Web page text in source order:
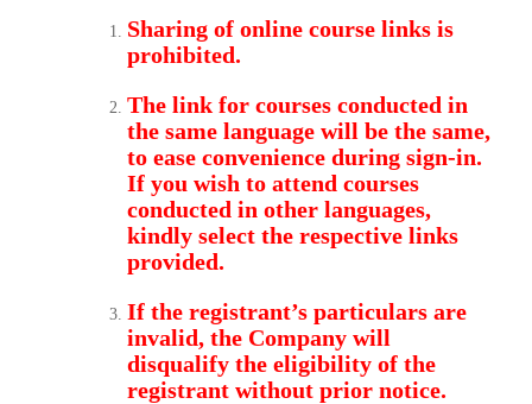
Sharing of online course links is
prohibited.
The link for courses conducted in
the same language will be the same,
to ease convenience during sign-in.
If you wish to attend courses
conducted in other languages,
kindly select the respective links
provided.
If the registrant’s particulars are
invalid, the Company will
disqualify the eligibility of the
registrant without prior notice.